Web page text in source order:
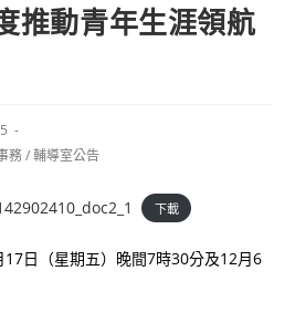
推動青年生涯領航
務/輔導室公告
下載
日（星期五）晚間7時30分及12月6